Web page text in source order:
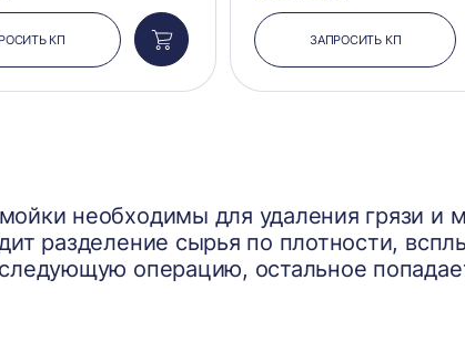
КП
Добавить
в
корзину
ЗАПРОСИТЬ КП
необходимы для удаления грязи и
разделение сырья по плотности,
операцию, остальное